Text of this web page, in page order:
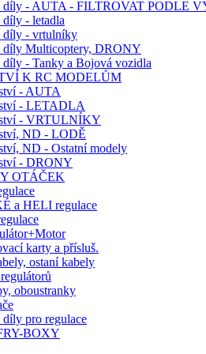
díly - AUTA - FILTROVAT PODLE
- letadla
díly - vrtulníky
díly Multicoptery, DRONY
díly - Tanky a Bojová vozidla
K RC MODELŮM
- AUTA
- LETADLA
- VRTULNÍKY
ND - LODĚ
ND - Ostatní modely
- DRONY
OTÁČEK
a HELI regulace
karty a přísluš.
ostaní kabely
oboustranky
pro regulace
BOXY